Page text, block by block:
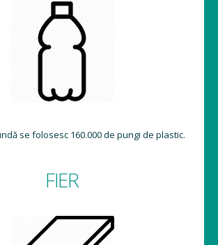
se folosesc 160.000 de pungi de plastic.
FIER